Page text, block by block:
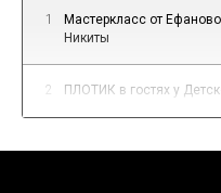
1
Мастеркласс от
Никиты
2 ПЛОТИК в гостях у